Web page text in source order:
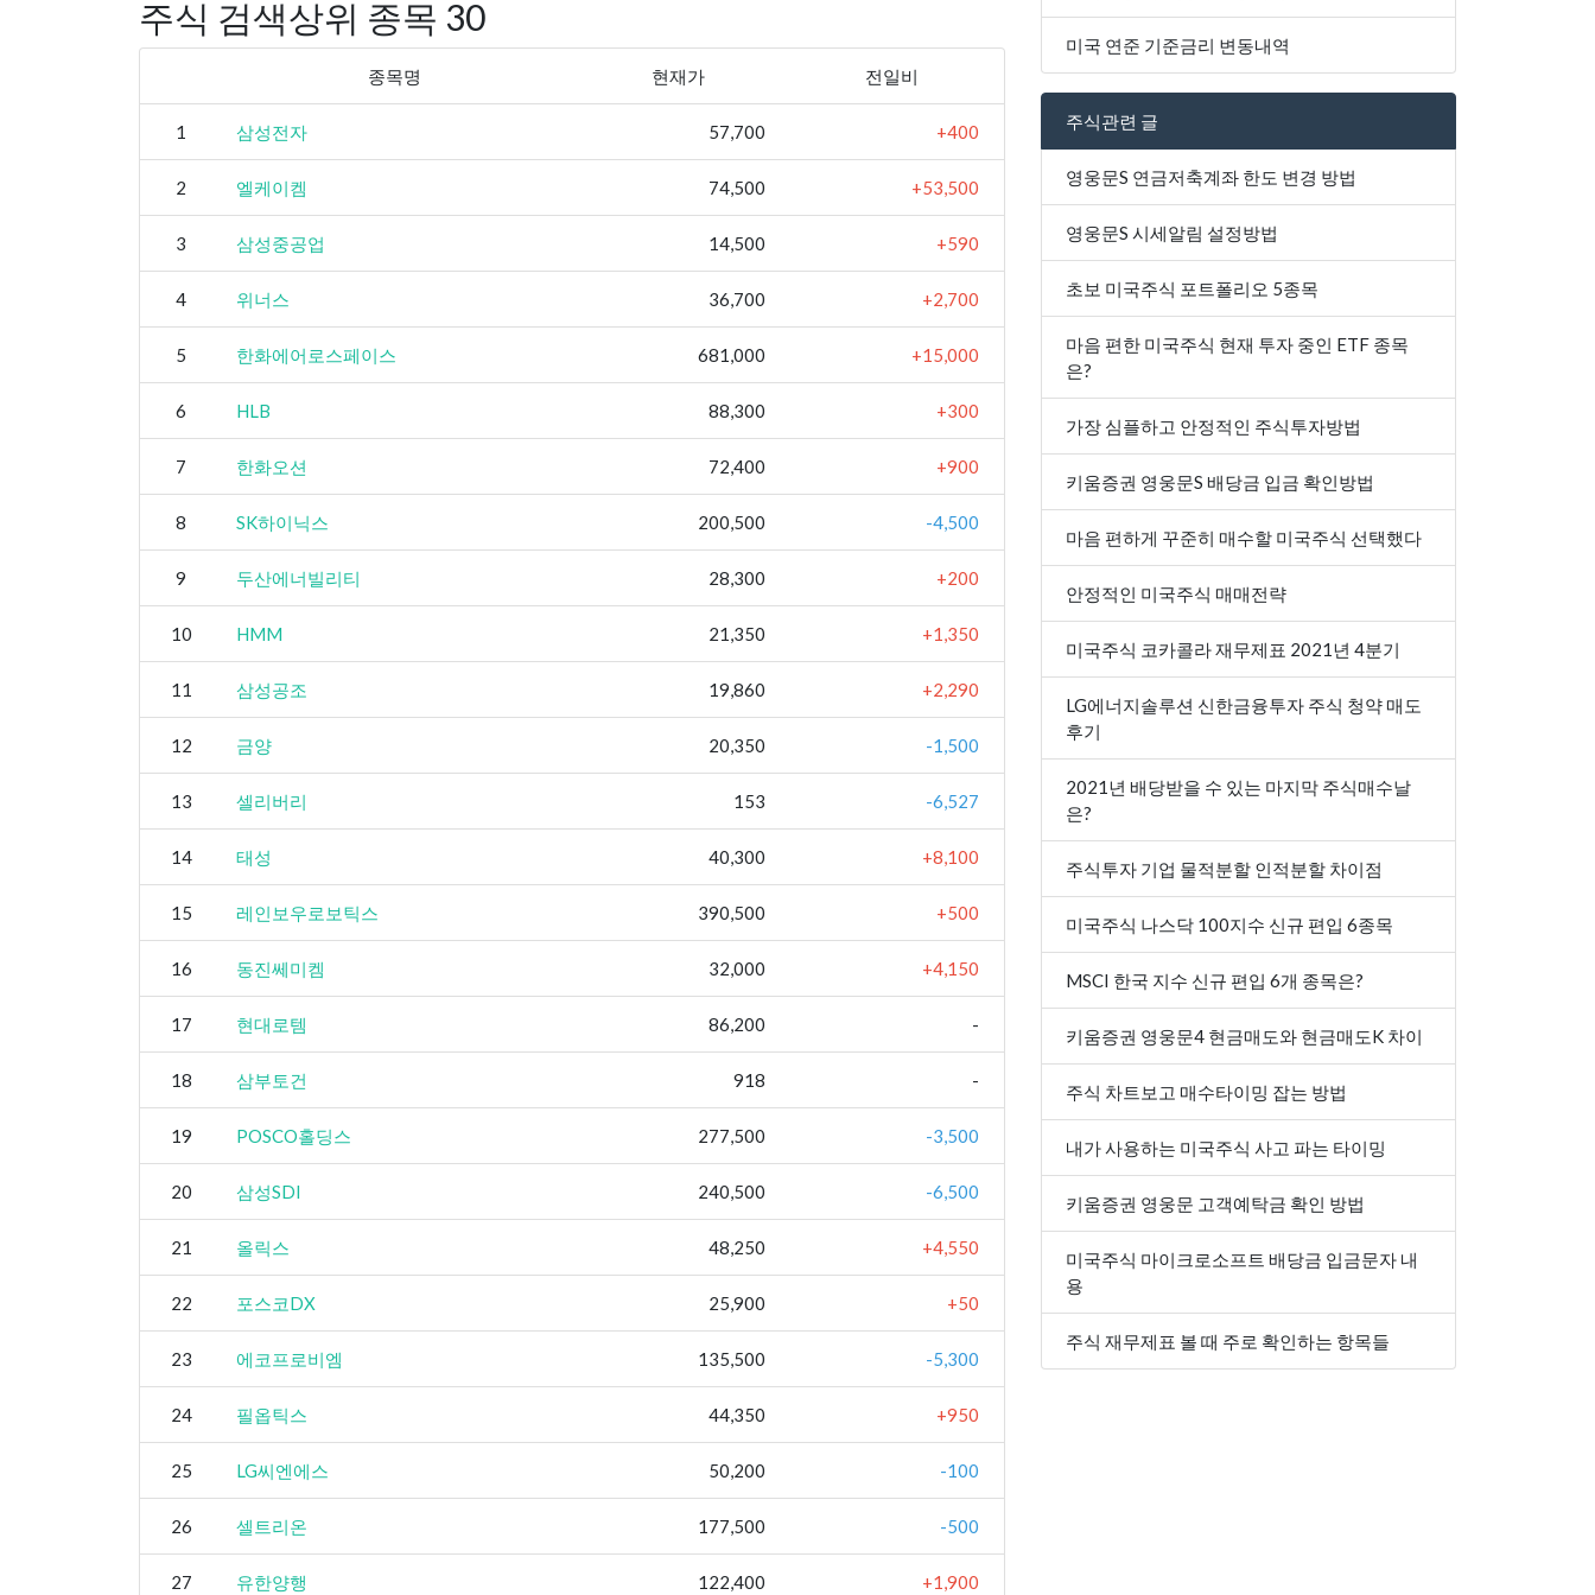
주식 검색상위 종목 30
종목명 현재가 전일비
1 삼성전자 57,700 +400
2 엘케이켐 74,500 +53,500
3 삼성중공업 14,500 +590
4 위너스 36,700 +2,700
5 한화에어로스페이스 681,000 +15,000
6 HLB 88,300 +300
7 한화오션 72,400 +900
8 SK하이닉스 200,500 -4,500
9 두산에너빌리티 28,300 +200
10 HMM 21,350 +1,350
11 삼성공조 19,860 +2,290
12 금양 20,350 -1,500
13 셀리버리 153 -6,527
14 태성 40,300 +8,100
15 레인보우로보틱스 390,500 +500
16 동진쎄미켐 32,000 +4,150
17 현대로템 86,200 -
18 삼부토건 918 -
19 POSCO홀딩스 277,500 -3,500
20 삼성SDI 240,500 -6,500
21 올릭스 48,250 +4,550
22 포스코DX 25,900 +50
23 에코프로비엠 135,500 -5,300
24 필옵틱스 44,350 +950
25 LG씨엔에스 50,200 -100
26 셀트리온 177,500 -500
27 유한양행 122,400 +1,900
미국 연준 기준금리 변동내역
주식관련 글
영웅문S 연금저축계좌 한도 변경 방법
영웅문S 시세알림 설정방법
초보 미국주식 포트폴리오 5종목
마음 편한 미국주식 현재 투자 중인 ETF 종목
은?
가장 심플하고 안정적인 주식투자방법
키움증권 영웅문S 배당금 입금 확인방법
마음 편하게 꾸준히 매수할 미국주식 선택했다
안정적인 미국주식 매매전략
미국주식 코카콜라 재무제표 2021년 4분기
LG에너지솔루션 신한금융투자 주식 청약 매도
후기
2021년 배당받을 수 있는 마지막 주식매수날
은?
주식투자 기업 물적분할 인적분할 차이점
미국주식 나스닥 100지수 신규 편입 6종목
MSCI 한국 지수 신규 편입 6개 종목은?
키움증권 영웅문4 현금매도와 현금매도K 차이
주식 차트보고 매수타이밍 잡는 방법
내가 사용하는 미국주식 사고 파는 타이밍
키움증권 영웅문 고객예탁금 확인 방법
미국주식 마이크로소프트 배당금 입금문자 내
용
주식 재무제표 볼 때 주로 확인하는 항목들